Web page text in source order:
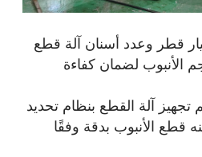
قطر وعدد أسنان آلة قطع
الأنبوب لضمان كفاءة
تجهيز آلة القطع بنظام تحديد
قطع الأنبوب بدقة وفقًا